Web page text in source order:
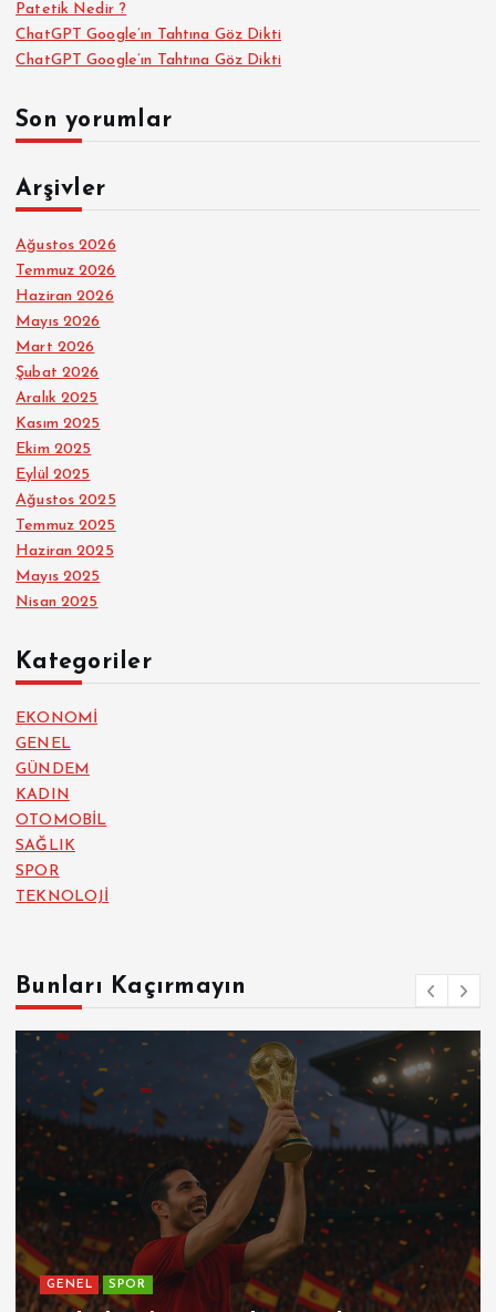
Patetik Nedir ?
ChatGPT Google’ın Tahtına Göz Dikti
ChatGPT Google’ın Tahtına Göz Dikti
Son yorumlar
Arşivler
Ağustos 2026
Temmuz 2026
Haziran 2026
Mayıs 2026
Mart 2026
Şubat 2026
Aralık 2025
Kasım 2025
Ekim 2025
Eylül 2025
Ağustos 2025
Temmuz 2025
Haziran 2025
Mayıs 2025
Nisan 2025
Kategoriler
EKONOMİ
GENEL
GÜNDEM
KADIN
OTOMOBİL
SAĞLIK
SPOR
TEKNOLOJİ
Bunları Kaçırmayın
GENEL SPOR